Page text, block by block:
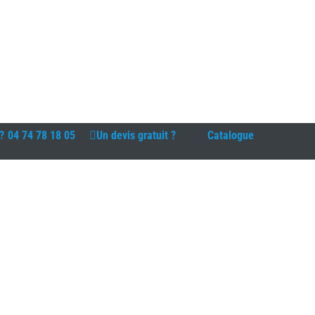
04 74 78 18 05 Un devis gratuit ? Catalogue